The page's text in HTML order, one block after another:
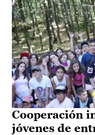
Cooperación
jóvenes de